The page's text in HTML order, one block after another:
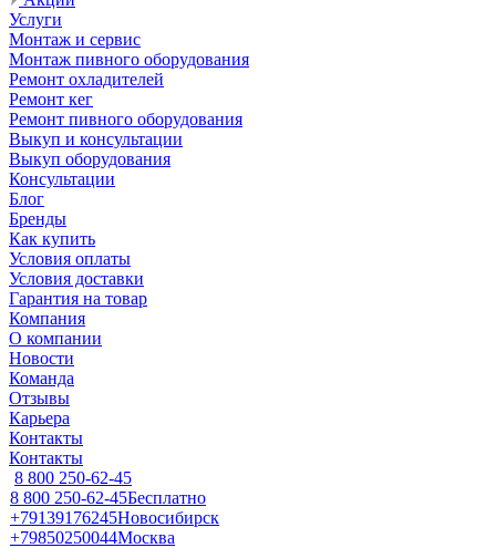
Услуги
Монтаж и сервис
Монтаж пивного оборудования
Ремонт охладителей
Ремонт кег
Ремонт пивного оборудования
Выкуп и консультации
Выкуп оборудования
Консультации
Блог
Бренды
Как купить
Условия оплаты
Условия доставки
Гарантия на товар
Компания
О компании
Новости
Команда
Отзывы
Карьера
Контакты
Контакты
8 800 250-62-45
8 800 250-62-45Бесплатно
+79139176245Новосибирск
+79850250044Москва